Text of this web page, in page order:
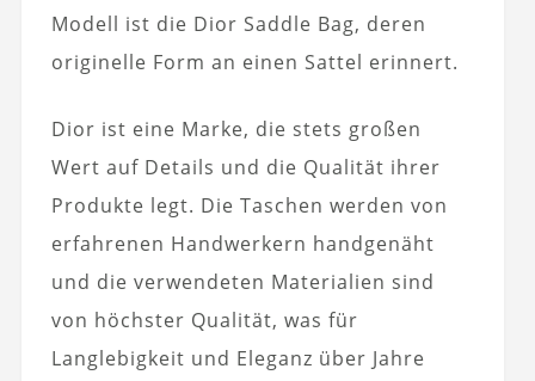
Modell ist die Dior Saddle Bag, deren
originelle Form an einen Sattel erinnert.
Dior ist eine Marke, die stets großen
Wert auf Details und die Qualität ihrer
Produkte legt. Die Taschen werden von
erfahrenen Handwerkern handgenäht
und die verwendeten Materialien sind
von höchster Qualität, was für
Langlebigkeit und Eleganz über Jahre